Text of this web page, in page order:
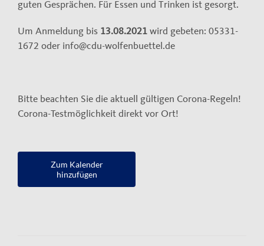
guten Gesprächen. Für Essen und Trinken ist gesorgt.
Um Anmeldung bis 13.08.2021 wird gebeten: 05331-
1672 oder info@cdu-wolfenbuettel.de
Bitte beachten Sie die aktuell gültigen Corona-Regeln!
Corona-Testmöglichkeit direkt vor Ort!
Zum Kalender
hinzufügen